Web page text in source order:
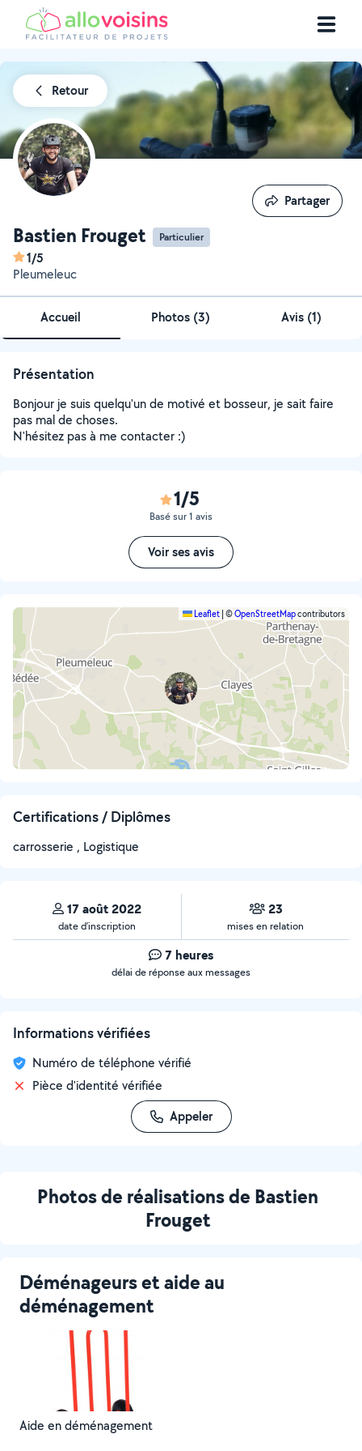
Retour
Bastien Frouget Particulier
1/5
Pleumeleuc
Partager
Partager
Accueil Photos (3) Avis (1)
Présentation
Bonjour je suis quelqu'un de motivé et bosseur, je sait faire
pas mal de choses.
N'hésitez pas à me contacter :)
1/5
Basé sur 1 avis
Voir ses avis
Leaflet ©OpenStreetMapcontributors
Certifications / Diplômes
carrosserie , Logistique
17 août 2022
date d’inscription
23
mises en relation
7 heures
délai de réponse aux messages
Informations vérifiées
Numéro de téléphone vérifié
Pièce d'identité vérifiée
Appeler
Photos de réalisations de Bastien
Frouget
Déménageurs et aide au
déménagement
Aide en déménagement